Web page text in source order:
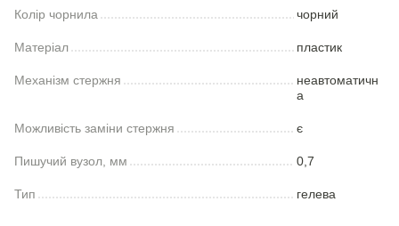
Колір чорнила чорний
Матеріал пластик
Механізм стержня
неавтоматичн
а
Можливість заміни стержня є
Пишучий вузол, мм 0,7
Тип гелева